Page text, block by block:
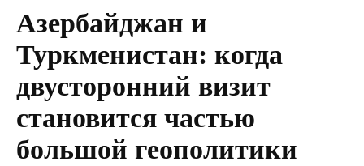
Азербайджан и
Туркменистан: когда
двусторонний визит
становится частью
большой геополитики